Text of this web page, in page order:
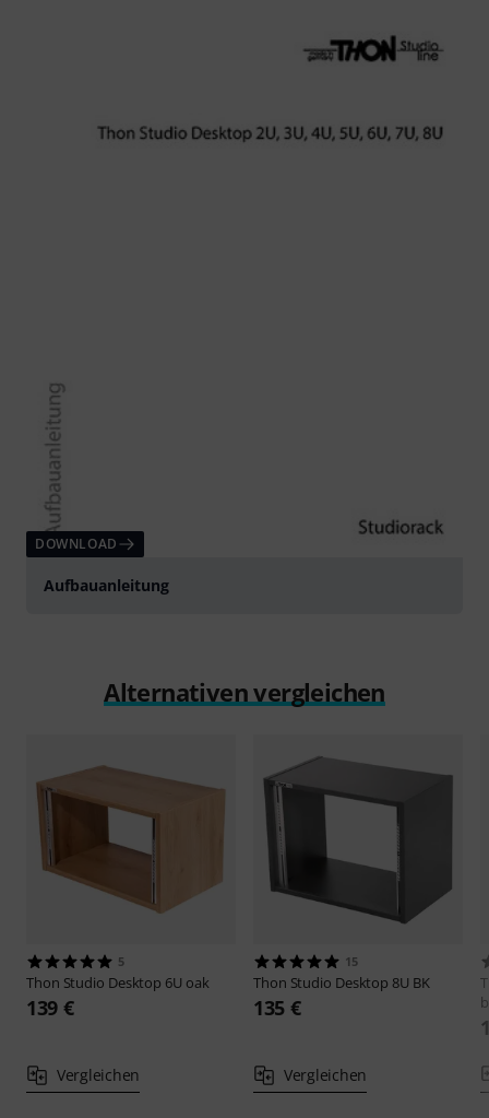
DOWNLOAD
Aufbauanleitung
Alternativen vergleichen
5
Thon Studio Desktop 6U oak
139 €
Vergleichen
15
Thon Studio Desktop 8U BK
135 €
Vergleichen